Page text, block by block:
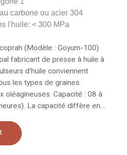
carbone ou acier 304
l'huile: < 300 MPa
(Modèle : Goyum-100)
fabricant de presse à huile à
d'huile conviennent
les types de graines
oléagineuses. Capacité : 08 à
La capacité diffère en
Caractéristiques : base
Extraction d'huile à